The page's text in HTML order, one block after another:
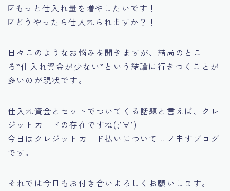
☑もっと仕入れ量を増やしたいです！
☑どうやったら仕入れられますか？！
日々このようなお悩みを聞きますが、 結局のとこ
ろ”仕入れ資金が少ない”という結論に行きつくことが
多いのが現状です。
仕入れ資金とセットでついてくる話題と言えば、クレ
ジットカードの存在ですね(;’∀’)
今日はクレジットカード払いについてモノ申すブログ
です。
それでは今日もお付き合いよろしくお願いします。